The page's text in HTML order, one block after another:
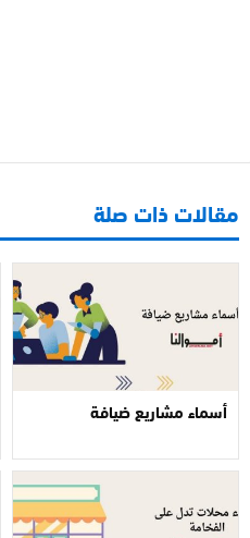
مقالات ذات صلة
أسماء مشاريع ضيافة